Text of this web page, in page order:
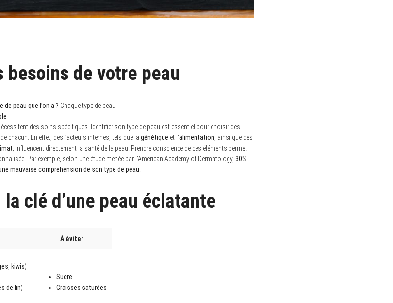
besoins de votre peau
peau que l’on a ? Chaque type de peau
des soins spécifiques. Identifier son type de peau est essentiel pour choisir des
chacun. En effet, des facteurs internes, tels que la génétique et l’alimentation , ainsi que des
, influencent directement la santé de la peau. Prendre conscience de ces éléments permet
Par exemple, selon une étude menée par l’American Academy of Dermatology, 30%
mauvaise compréhension de son type de peau
clé d’une peau éclatante
À éviter
kiwis)
de lin)
Sucre
Graisses saturées